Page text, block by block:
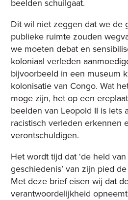
beelden schuilgaat.
Dit wil niet zeggen dat we de
publieke ruimte zouden
we moeten debat en
koloniaal verleden
bijvoorbeeld in een museum
kolonisatie van Congo. Wat
moge zijn, het op een
beelden van Leopold II is iets
racistisch verleden erkennen
verontschuldigen.
Het wordt tijd dat ‘de held
geschiedenis’ van zijn pied
Met deze brief eisen wij dat
verantwoordelijkheid